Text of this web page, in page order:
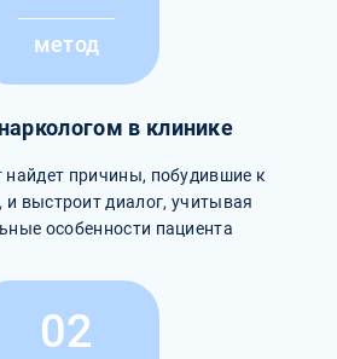
метод
в клинике
найдет причины, побудившие к
и выстроит диалог, учитывая
особенности пациента
02